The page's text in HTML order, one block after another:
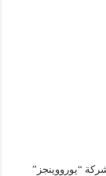
“يورووينجز”